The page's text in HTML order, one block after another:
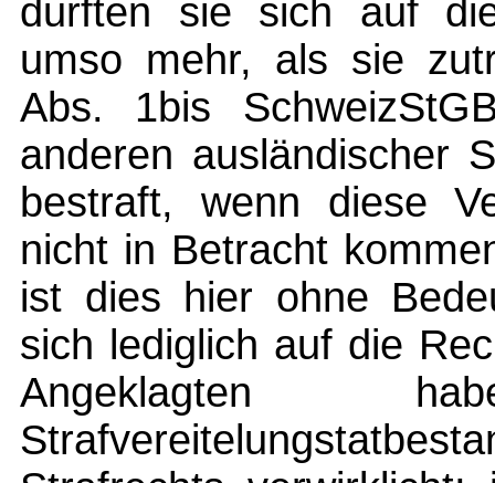
durften sie sich auf
umso mehr, als sie
Abs. 1bis
anderen ausländischer
bestraft, wenn diese
nicht in Betracht
ist dies hier ohne
sich lediglich auf die
Angeklagten